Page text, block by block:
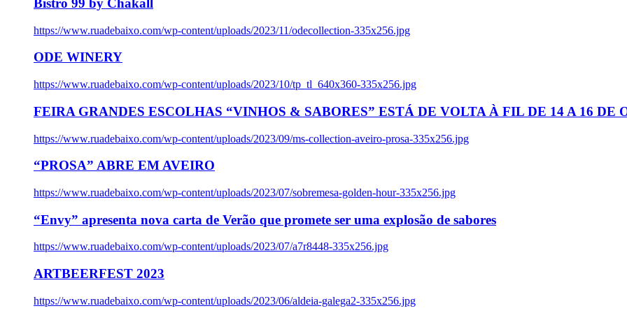
Bistro 99 by Chakall
https://www.ruadebaixo.com/wp-content/uploads/2023/11/odecollection-335x256.jpg
ODE WINERY
https://www.ruadebaixo.com/wp-content/uploads/2023/10/tp_tl_640x360-335x256.jpg
FEIRA GRANDES ESCOLHAS “VINHOS & SABORES” ESTÁ DE VOLTA À FIL DE 14 A 16 DE
https://www.ruadebaixo.com/wp-content/uploads/2023/09/ms-collection-aveiro-prosa-335x256.jpg
“PROSA” ABRE EM AVEIRO
https://www.ruadebaixo.com/wp-content/uploads/2023/07/sobremesa-golden-hour-335x256.jpg
“Envy” apresenta nova carta de Verão que promete ser uma explosão de sabores
https://www.ruadebaixo.com/wp-content/uploads/2023/07/a7r8448-335x256.jpg
ARTBEERFEST 2023
https://www.ruadebaixo.com/wp-content/uploads/2023/06/aldeia-galega2-335x256.jpg